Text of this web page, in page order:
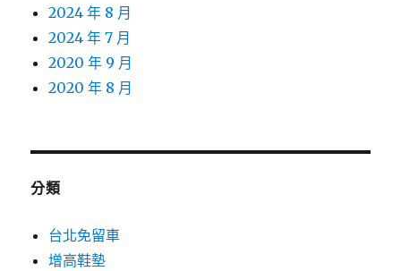
2024 年 8 月
2024 年 7 月
2020 年 9 月
2020 年 8 月
分類
台北免留車
增高鞋墊